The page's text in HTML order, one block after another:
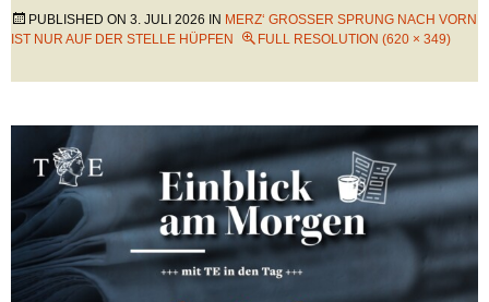
PUBLISHED ON 3. JULI 2026 IN MERZ‘ GROSSER SPRUNG NACH VORN I
ST NUR AUF DER STELLE HÜPFEN
FULL RESOLUTION (620 × 349)